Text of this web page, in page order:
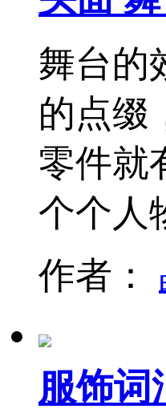
舞台的
的点缀
零件就
个个人
作者：
服饰词